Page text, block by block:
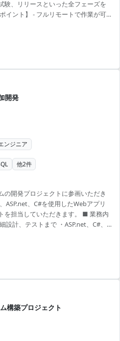
験、リリースといった全フェーズを
イント】 - フルリモートで作業が可
開発
ンジニア
他2件
の開発プロジェクトに参画いただき
ASP.net、C#を使用したWebアプリ
を担当していただきます。 ■ 業務内
計、テストまで ・ASP.net、C#、
経験がある方大歓迎 【アピールポイ
ライベートと両立しやすい環境 ・物
重な経験 ・大型プロジェクト参加
構築プロジェクト